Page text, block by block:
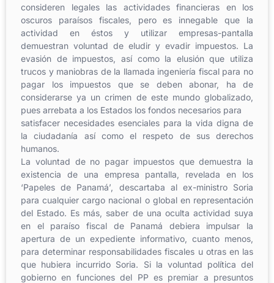
consideren legales las actividades financieras en los
oscuros paraísos fiscales, pero es innegable que la
actividad en éstos y utilizar empresas-pantalla
demuestran voluntad de eludir y evadir impuestos. La
evasión de impuestos, así como la elusión que utiliza
trucos y maniobras de la llamada ingeniería fiscal para no
pagar los impuestos que se deben abonar, ha de
considerarse ya un crimen de este mundo globalizado,
pues arrebata a los Estados los fondos necesarios para
satisfacer necesidades esenciales para la vida digna de
la ciudadanía así como el respeto de sus derechos
humanos.
La voluntad de no pagar impuestos que demuestra la
existencia de una empresa pantalla, revelada en los
‘Papeles de Panamá’, descartaba al ex-ministro Soria
para cualquier cargo nacional o global en representación
del Estado. Es más, saber de una oculta actividad suya
en el paraíso fiscal de Panamá debiera impulsar la
apertura de un expediente informativo, cuanto menos,
para determinar responsabilidades fiscales u otras en las
que hubiera incurrido Soria. Si la voluntad política del
gobierno en funciones del PP es premiar a presuntos